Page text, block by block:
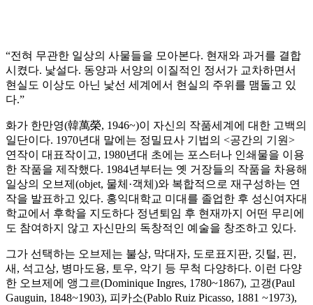
“전혀 무관한 일상의 사물들을 모아본다. 현재와 과거를 결합
시켰다. 낯설다. 동양과 서양의 이질적인 정서가 교차하면서
현실도 이상도 아닌 낯선 세계에서 현실의 주위를 맴돌고 있
다.”
화가 한만영(韓萬榮, 1946~)이 자신의 작품세계에 대한 고백의
일단이다. 1970년대 말에는 정밀묘사 기법의 <공간의 기원>
연작이 대표작이고, 1980년대 초에는 포스터나 인쇄물을 이용
한 작품을 제작했다. 1984년부터는 옛 거장들의 작품을 차용해
일상의 오브제(objet, 물체·객체)와 복합적으로 재구성하는 연
작을 발표하고 있다. 홍익대학교 미대를 졸업한 후 성신여자대
학교에서 후학을 지도하다 정년퇴임 후 현재까지 어떤 무리에
도 참여하지 않고 자신만의 독창적인 예술을 창조하고 있다.
그가 선택하는 오브제는 불상, 막대자, 도로표지판, 깃털, 핀,
새, 석고상, 병마도용, 토우, 악기 등 무척 다양하다. 이런 다양
한 오브제에 앵그르(Dominique Ingres, 1780~1867), 고갱(Paul
Gauguin, 1848~1903), 피카소(Pablo Ruiz Picasso, 1881 ~1973),